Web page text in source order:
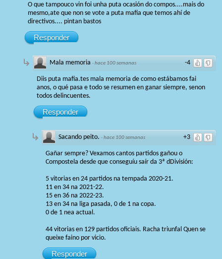
O que tampouco vin foi unha puta ocasión do compos....mais do
mesmo,ate que non se vote a puta mafia que temos ahí de
directivos.... pintan bastos
Responder
-4
Mala memoria ·hace 100 semanas
Diis puta mafia.tes mala memoria de como estábamos fai
anos, o qué pasa e todo se resumen en ganar siempre, senon
todos delincuentes.
Responder
+3
Sacando peito. ·hace 100 semanas
Gañar sempre? Vexamos cantos partidos gañou o
Compostela desde que conseguíu saír da 3ª dDivisión:
5 vitorias en 24 partidos na tempada 2020-21.
11 en 34 na 2021-22.
15 en 36 na 2022-23.
13 en 34 na liga pasada, 0 de 1 na copa.
0 de 1 nea actual.
44 vitorias en 129 partidos oficiais. Racha triunfal Quen se
queixe faino por vicio.
Responder